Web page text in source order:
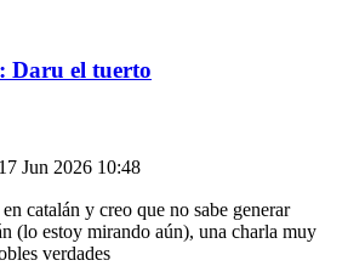
Daru el tuerto
17 Jun 2026 10:48
catalán y creo que no sabe generar
(lo estoy mirando aún), una charla muy
verdades